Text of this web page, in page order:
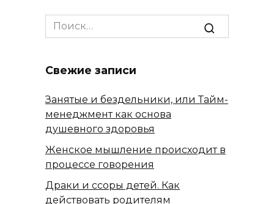
Search
for:
Свежие записи
Занятые и бездельники, или Тайм-
менеджмент как основа
душевного здоровья
Женское мышление происходит в
процессе говорения
Драки и ссоры детей. Как
действовать родителям